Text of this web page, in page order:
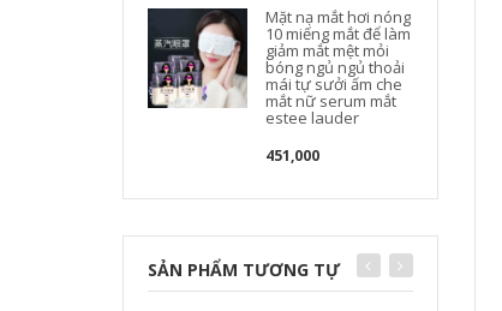
Mặt nạ mắt hơi nóng
10 miếng mắt để làm
giảm mắt mệt mỏi
bóng ngủ ngủ thoải
mái tự sưởi ấm che
mắt nữ serum mắt
estee lauder
451,000
SẢN PHẨM TƯƠNG TỰ